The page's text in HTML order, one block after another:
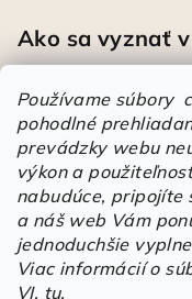
Používame súbory
pohodlné
prevádzky webu
výkon a
nabudúce, pripojíte
a náš web Vám
jednoduchšie
Viac informácií o
VI. tu.
Ako sa vyznať
Heureka
Hodnotenie
| Mária